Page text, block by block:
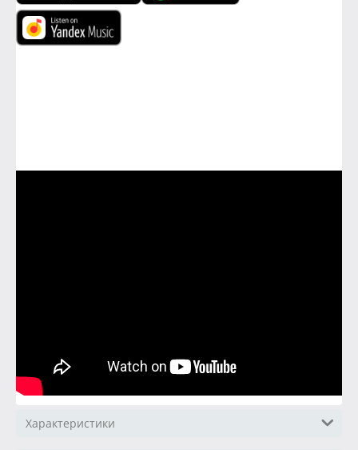
Характеристики